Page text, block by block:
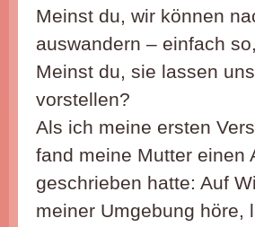
Meinst du, wir können
auswandern – einfach
Meinst du, sie lassen
vorstellen?
Als ich meine ersten
fand meine Mutter einen
geschrieben hatte: Auf
meiner Umgebung höre,